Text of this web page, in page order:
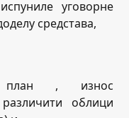
уговорне
средстава,
план , износ
облици